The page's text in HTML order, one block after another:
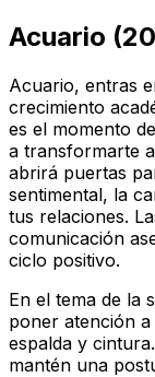
Acuario
Acuario, entras
crecimiento
es el momento
a transformarte
abrirá puertas
sentimental, la
tus relaciones.
comunicación
ciclo positivo.
En el tema de la
poner atención
espalda y
mantén una